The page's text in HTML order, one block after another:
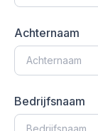
Achternaam
Bedrijfsnaam